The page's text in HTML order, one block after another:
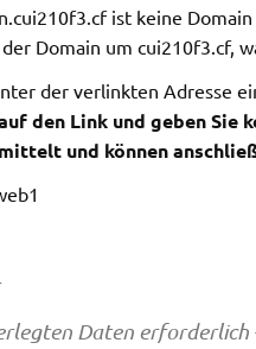
ist keine
Domain um cui210f3.cf,
der verlinkten Adresse
den Link und geben Sie
und können
Daten erforderlich